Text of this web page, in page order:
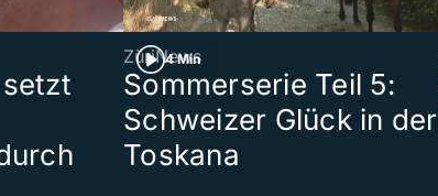
4 Min
ZüriNews
Sommerserie Teil 5:
Schweizer Glück in der
Toskana